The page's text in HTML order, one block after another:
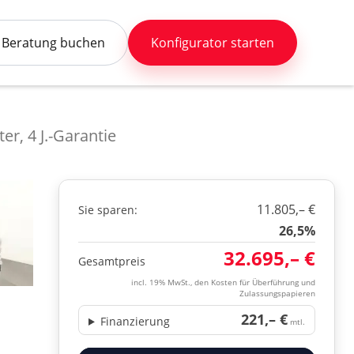
Beratung buchen Konfigurator starten
4 J.-Garantie
Sie sparen:
11.805,– €
26,5%
Gesamtpreis 32.695,– €
incl. 19% MwSt., den Kosten für Überführung und
Zulassungspapieren
221,– € mtl.
Finanzierung